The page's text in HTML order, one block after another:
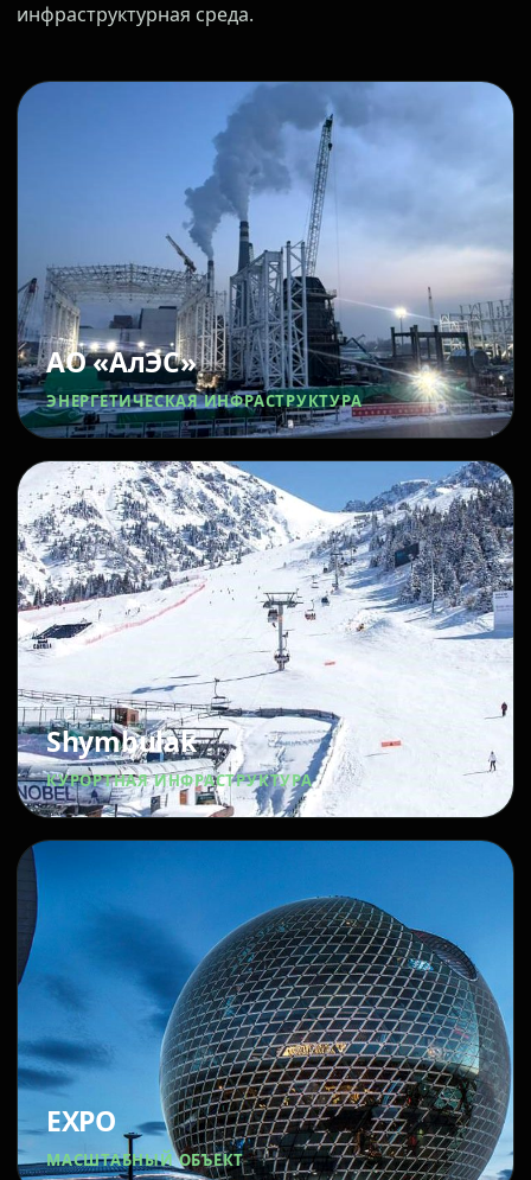
инфраструктурная среда.
АО «АлЭС»
ЭНЕРГЕТИЧЕСКАЯ ИНФРАСТРУКТУРА
Shymbulak
КУРОРТНАЯ ИНФРАСТРУКТУРА
EXPO
МАСШТАБНЫЙ ОБЪЕКТ